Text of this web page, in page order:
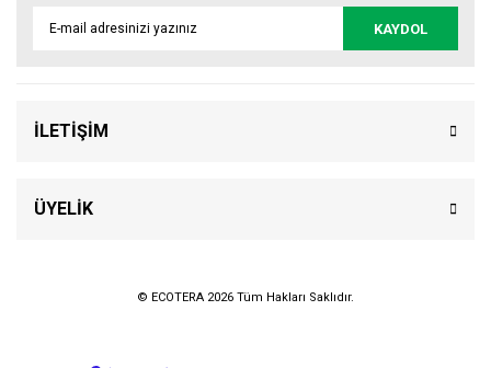
KAYDOL
İLETİŞİM
ÜYELİK
© ECOTERA 2026 Tüm Hakları Saklıdır.